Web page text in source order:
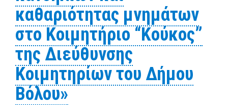
καθαριότητας μνημάτων
στο Κοιμητήριο “Κούκος”
της Διεύθυνσης
Κοιμητηρίων του Δήμου
Βόλου»